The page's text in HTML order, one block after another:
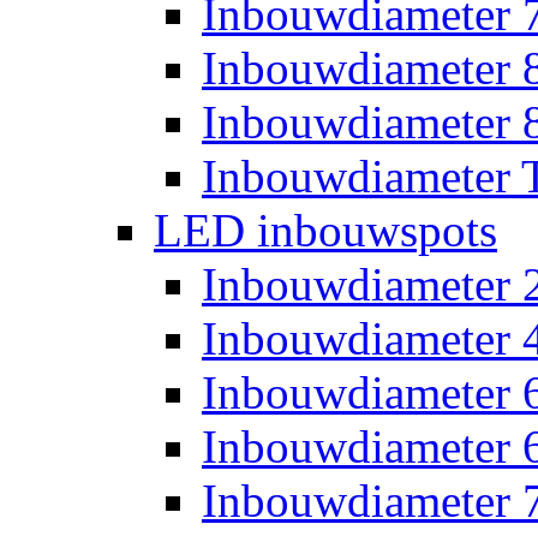
Inbouwdiameter
Inbouwdiameter
Inbouwdiameter
Inbouwdiameter
LED inbouwspots
Inbouwdiameter
Inbouwdiameter
Inbouwdiameter
Inbouwdiameter
Inbouwdiameter